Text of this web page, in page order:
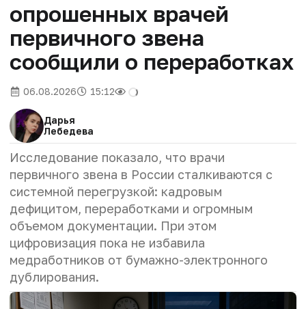
опрошенных врачей
первичного звена
сообщили о переработках
06.08.2026 15:12
Дарья
Лебедева
Исследование показало, что врачи
первичного звена в России сталкиваются с
системной перегрузкой: кадровым
дефицитом, переработками и огромным
объемом документации. При этом
цифровизация пока не избавила
медработников от бумажно-электронного
дублирования.